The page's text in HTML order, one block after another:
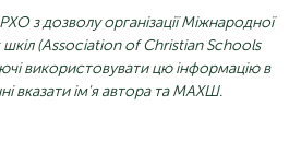
з дозволу організації Міжнародної
шкіл (Association of Christian Schools
використовувати цю інформацію в
вказати ім'я автора та МАХШ.